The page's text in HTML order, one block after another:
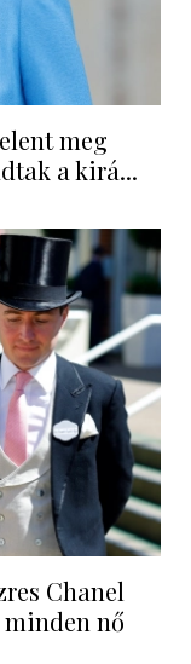
meg
a kirá...
Chanel
nő